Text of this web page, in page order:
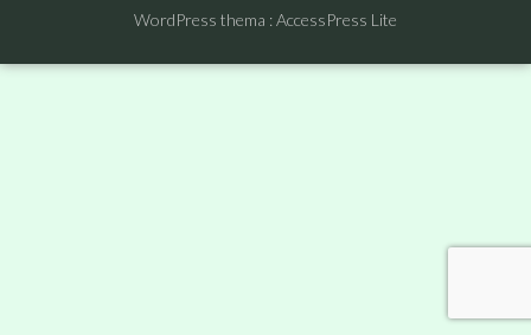
WordPress thema :AccessPress Lite